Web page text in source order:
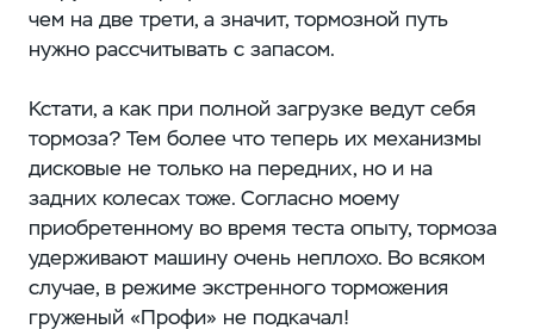
чем на две трети, а значит, тормозной путь
нужно рассчитывать с запасом.
Кстати, а как при полной загрузке ведут себя
тормоза? Тем более что теперь их механизмы
дисковые не только на передних, но и на
задних колесах тоже. Согласно моему
приобретенному во время теста опыту, тормоза
удерживают машину очень неплохо. Во всяком
случае, в режиме экстренного торможения
груженый «Профи» не подкачал!